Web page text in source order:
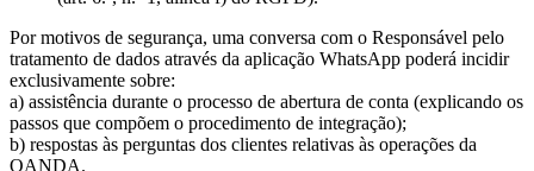
Por motivos de segurança, uma conversa com o Responsável pelo
tratamento de dados através da aplicação WhatsApp poderá incidir
exclusivamente sobre:
a) assistência durante o processo de abertura de conta (explicando os
passos que compõem o procedimento de integração);
b) respostas às perguntas dos clientes relativas às operações da
OANDA.